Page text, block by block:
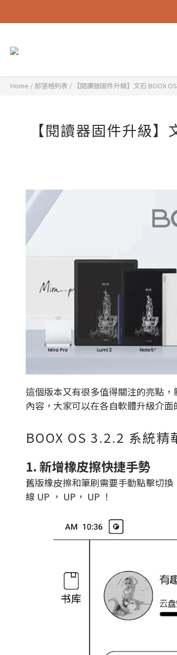
Home / 部落格列表 / 【閱讀器固件升級】文石 BOOX
【閱讀器固件升級
這個版本又有很多值得關注的亮點
內容，大家可以在各自軟體升級介面
BOOX OS 3.2.2 系統精
1. 新增橡皮擦快捷手勢
舊版橡皮擦和筆刷需要手動點擊切
線 UP ， UP， UP ！